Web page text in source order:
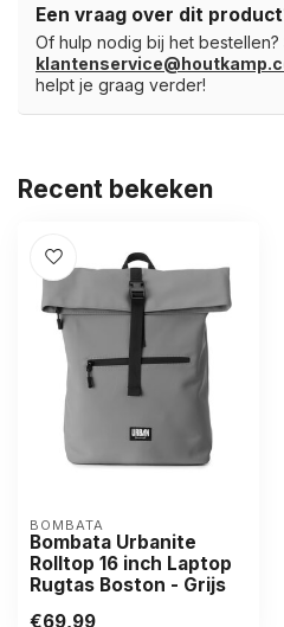
Een vraag over dit
Of hulp nodig bij het bestellen?
helpt je graag verder!
Recent bekeken
BOMBATA
Bombata Urbanite
Rolltop 16 inch Laptop
Rugtas Boston - Grijs
€69,99